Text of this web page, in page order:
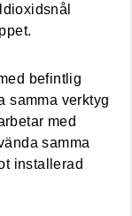
befintlig
samma verktyg
med
samma
installerad